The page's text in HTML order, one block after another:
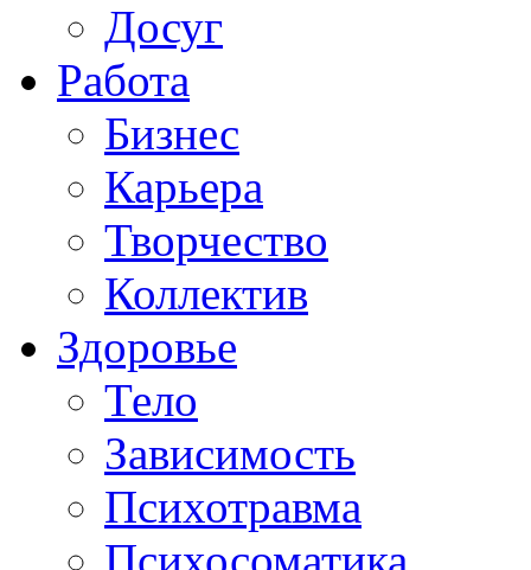
Досуг
Работа
Бизнес
Карьера
Творчество
Коллектив
Здоровье
Тело
Зависимость
Психотравма
Психосоматика